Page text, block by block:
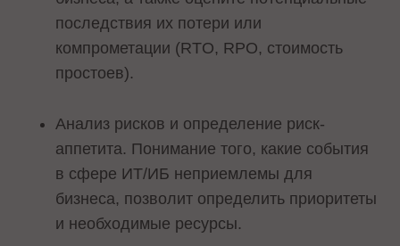
последствия их потери или
компрометации (RTO, RPO, стоимость
простоев).
Анализ рисков и определение риск-
аппетита. Понимание того, какие события
в сфере ИТ/ИБ неприемлемы для
бизнеса, позволит определить приоритеты
и необходимые ресурсы.